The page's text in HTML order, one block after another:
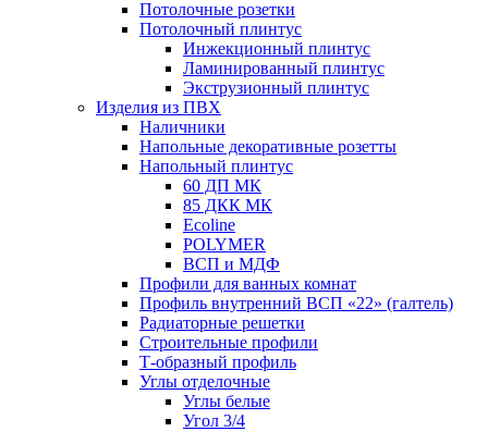
Потолочные розетки
Потолочный плинтус
Инжекционный плинтус
Ламинированный плинтус
Экструзионный плинтус
Изделия из ПВХ
Наличники
Напольные декоративные розетты
Напольный плинтус
60 ДП МК
85 ДКК МК
Ecoline
POLYMER
ВСП и МДФ
Профили для ванных комнат
Профиль внутренний ВСП «22» (галтель)
Радиаторные решетки
Строительные профили
Т-образный профиль
Углы отделочные
Углы белые
Угол 3/4